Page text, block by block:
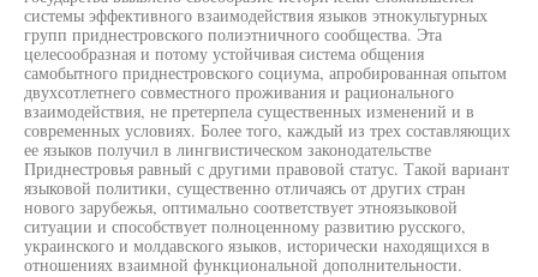
системы эффективного взаимодействия языков этнокультурных
групп приднестровского полиэтничного сообщества. Эта
целесообразная и потому устойчивая система общения
самобытного приднестровского социума, апробированная опытом
двухсотлетнего совместного проживания и рационального
взаимодействия, не претерпела существенных изменений и в
современных условиях. Более того, каждый из трех составляющих
ее языков получил в лингвистическом законодательстве
Приднестровья равный с другими правовой статус. Такой вариант
языковой политики, существенно отличаясь от других стран
нового зарубежья, оптимально соответствует этноязыковой
ситуации и способствует полноценному развитию русского,
украинского и молдавского языков, исторически находящихся в
отношениях взаимной функциональной дополнительности.